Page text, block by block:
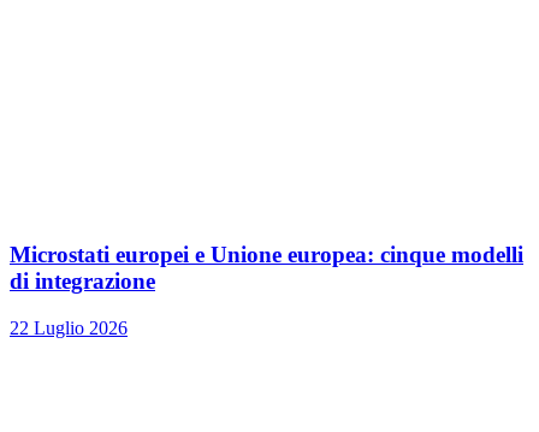
Microstati europei e Unione europea: cinque modelli
di integrazione
22 Luglio 2026